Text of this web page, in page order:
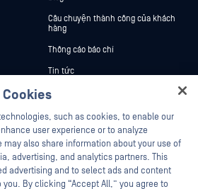
mật
Câu chuyện thành công của khách
hàng
Thông cáo báo chí
Tin tức
Sự kiện
Hội thảo trên trực tuyến
Datasheets
White Papers
Công cụ miễn phí
Cookies
such as cookies, to enable our
user experience or to analyze
may also share information about your use of
advertising, and analytics partners. This
advertising and to select ads and content
By clicking “Accept All,” you agree to
there!
your OPSWAT virtual assistant.
can I help you secure what's critical